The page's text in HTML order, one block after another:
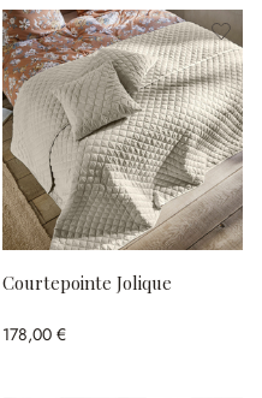
Courtepointe Jolique
178,00 €